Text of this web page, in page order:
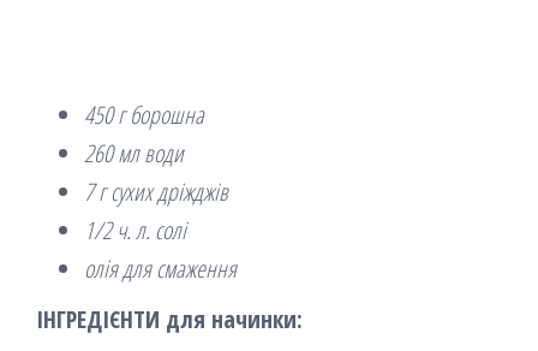
450 г борошна
260 мл води
7 г сухих дріжджів
1/2 ч. л. солі
олія для смаження
ІНГРЕДІЄНТИ для начинки: